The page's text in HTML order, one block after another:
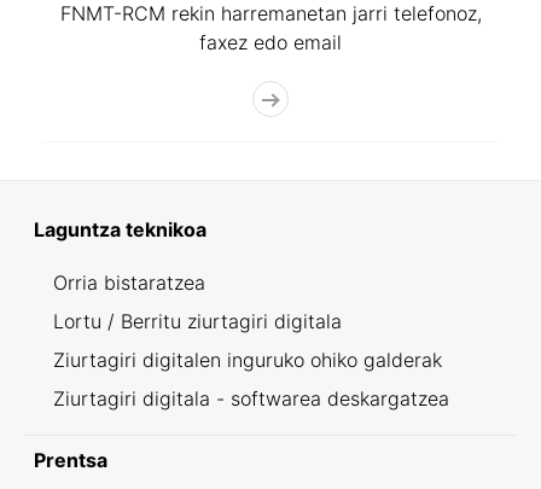
FNMT-RCM rekin harremanetan jarri telefonoz,
faxez edo email
Laguntza teknikoa
Orria bistaratzea
Lortu / Berritu ziurtagiri digitala
Ziurtagiri digitalen inguruko ohiko galderak
Ziurtagiri digitala - softwarea deskargatzea
Prentsa